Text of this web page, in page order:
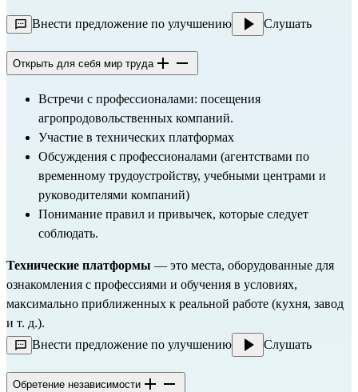
Внести предложение по улучшению Слушать
Открыть для себя мир труда
Встречи с профессионалами: посещения
агропродовольственных компаний.
Участие в технических платформах
Обсуждения с профессионалами (агентствами по
временному трудоустройству, учебными центрами и
руководителями компаний)
Понимание правил и привычек, которые следует
соблюдать.
Технические платформы — это места, оборудованные для
ознакомления с профессиями и обучения в условиях,
максимально приближенных к реальной работе (кухня, завод
и т. д.).
Внести предложение по улучшению
Слушать
Обретение независимости